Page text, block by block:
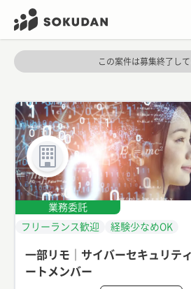
この案件は募集終了し
業務委託
フリーランス歓迎
経験少なめOK
一部リモ｜サイバーセキュリテ
ートメンバー